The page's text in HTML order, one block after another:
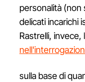
personalità (non
delicati incarichi
Rastrelli,
sulla base di